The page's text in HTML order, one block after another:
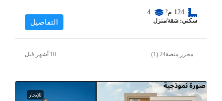
124 م² 4
سكني: شقة/منزل التفاصيل
محرر منصة24 (1)
للإيجار